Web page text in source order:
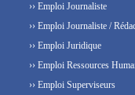
›› Emploi Journaliste
›› Emploi Journaliste /
›› Emploi Juridique
›› Emploi Ressources
›› Emploi Superviseurs